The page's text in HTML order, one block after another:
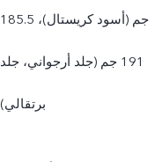
185.5 جم (أسود كريستال)،
191 جم (جلد أرجواني، جلد
برتقالي)